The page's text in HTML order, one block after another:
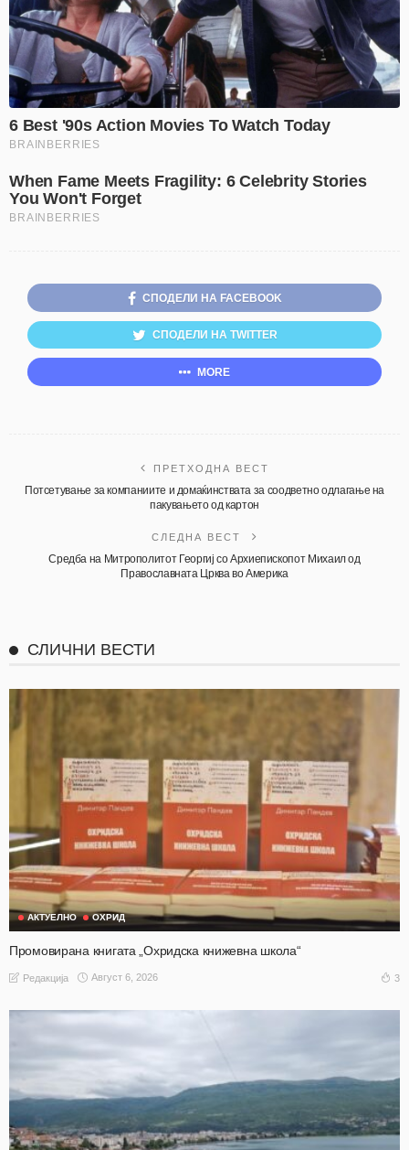
СПОДЕЛИ НА FACEBOOK
СПОДЕЛИ НА TWITTER
MORE
ПРЕТХОДНА ВЕСТ
Потсетување за компаниите и домаќинствата за соодветно одлагање на
пакувањето од картон
СЛЕДНА ВЕСТ
Средба на Митрополитот Георгиј со Архиепископот Михаил од
Православната Црква во Америка
СЛИЧНИ ВЕСТИ
АКТУЕЛНО ОХРИД
Промовирана книгата „Охридска книжевна школа“
Редакција Август 6, 2026 3